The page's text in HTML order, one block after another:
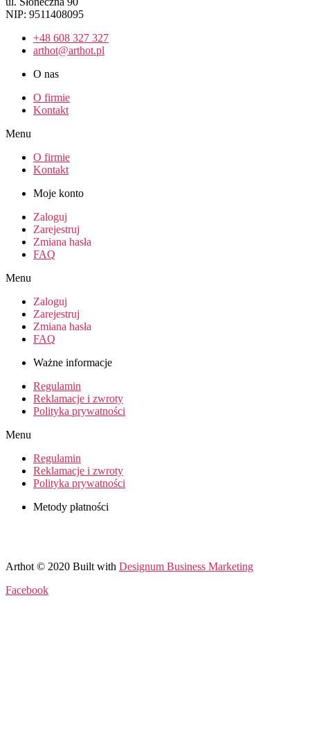
NIP: 9511408095
+48 608 327 327
arthot@arthot.pl
O nas
O firmie
Kontakt
Menu
O firmie
Kontakt
Moje konto
Zaloguj
Zarejestruj
Zmiana hasła
FAQ
Menu
Zaloguj
Zarejestruj
Zmiana hasła
FAQ
Ważne informacje
Regulamin
Reklamacje i zwroty
Polityka prywatności
Menu
Regulamin
Reklamacje i zwroty
Polityka prywatności
Metody płatności
Arthot © 2020 Built with Designum Business Marketing
Facebook